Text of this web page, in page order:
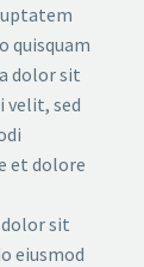
quisquam
dolor sit
velit, sed
et dolore
sit
eiusmod